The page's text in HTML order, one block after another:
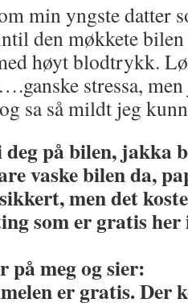
min yngste datter
den møkkete
høyt blodtrykk.
stressa,
sa så mildt jeg
deg på bilen, jakka
vaske bilen da,
men det
som er gratis
på meg og sier:
er gratis. Der